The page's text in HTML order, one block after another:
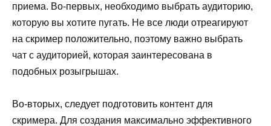
приема. Во-первых, необходимо выбрать аудиторию,
которую вы хотите пугать. Не все люди отреагируют
на скример положительно, поэтому важно выбрать
чат с аудиторией, которая заинтересована в
подобных розыгрышах.
Во-вторых, следует подготовить контент для
скримера. Для создания максимально эффективного